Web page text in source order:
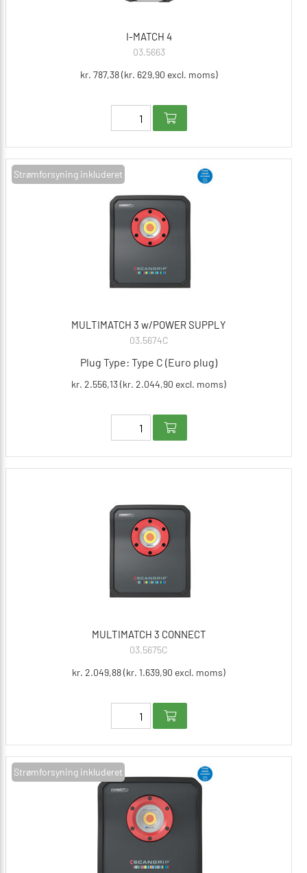
I-MATCH 4
03.5663
kr. 787,38 (kr. 629,90 excl. moms)
Strømforsyning inkluderet
MULTIMATCH 3 w/POWER SUPPLY
03.5674C
Plug Type: Type C (Euro plug)
kr. 2.556,13 (kr. 2.044,90 excl. moms)
MULTIMATCH 3 CONNECT
03.5675C
kr. 2.049,88 (kr. 1.639,90 excl. moms)
Strømforsyning inkluderet